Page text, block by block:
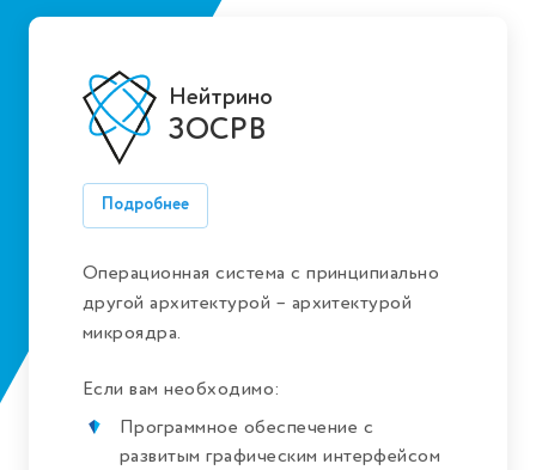
Нейтрино
ЗОСРВ
Подробнее
Операционная система с принципиально
другой архитектурой – архитектурой
микроядра.
Если вам необходимо:
Программное обеспечение с
развитым графическим интерфейсом